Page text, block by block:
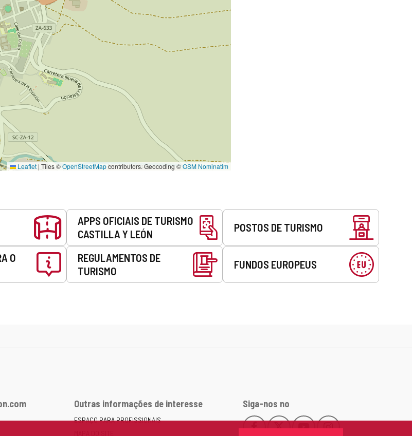
Leaflet | Tiles ©OpenStreetMapcontributors. Geocoding ©OSM Nominatim
APPS OFICIAIS DE TURISMO
CASTILLA Y LEÓN
POSTOS DE TURISMO
O
REGULAMENTOS DE
TURISMO
FUNDOS EUROPEUS
Outras informações de interesse
ESPAÇO PARA PROFISSIONAIS
Siga-nos no
Este Este Este Este